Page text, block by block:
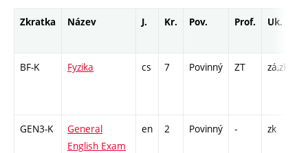
Zkratka Název J. Kr. Pov. Prof. Uk.
BF-K Fyzika cs 7 Povinný ZT zá,zk
GEN3-K
General
English Exam
en 2 Povinný - zk